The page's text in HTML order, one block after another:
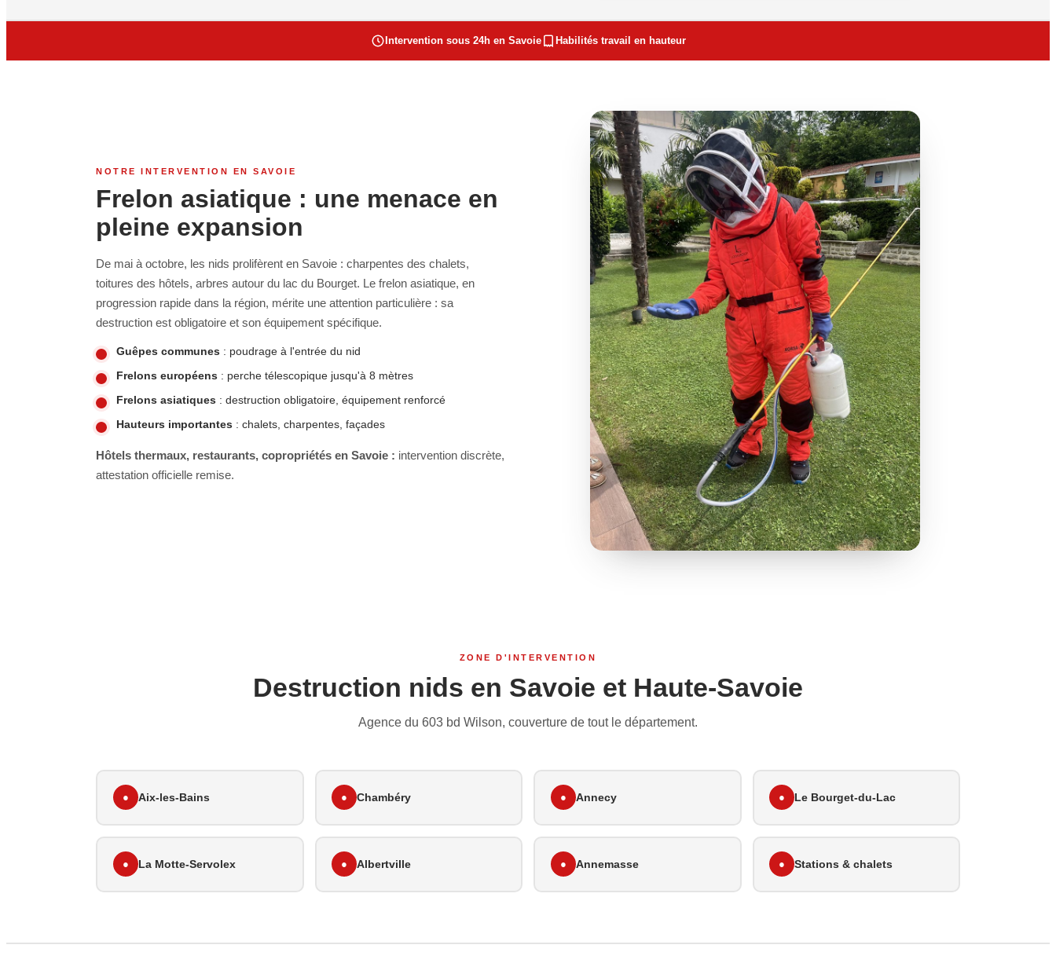
Intervention sous 24h en Savoie Habilités travail en hauteur
NOTRE INTERVENTION EN SAVOIE
Frelon asiatique : une menace en
pleine expansion
De mai à octobre, les nids prolifèrent en Savoie : charpentes des chalets,
toitures des hôtels, arbres autour du lac du Bourget. Le frelon asiatique, en
progression rapide dans la région, mérite une attention particulière : sa
destruction est obligatoire et son équipement spécifique.
Guêpes communes : poudrage à l'entrée du nid
Frelons européens : perche télescopique jusqu'à 8 mètres
Frelons asiatiques : destruction obligatoire, équipement renforcé
Hauteurs importantes : chalets, charpentes, façades
Hôtels thermaux, restaurants, copropriétés en Savoie : intervention discrète,
attestation officielle remise.
ZONE D'INTERVENTION
Destruction nids en Savoie et Haute-Savoie
Agence du 603 bd Wilson, couverture de tout le département.
● Aix-les-Bains ● Chambéry ● Annecy ● Le Bourget-du-Lac
● La Motte-Servolex ● Albertville ● Annemasse ● Stations & chalets